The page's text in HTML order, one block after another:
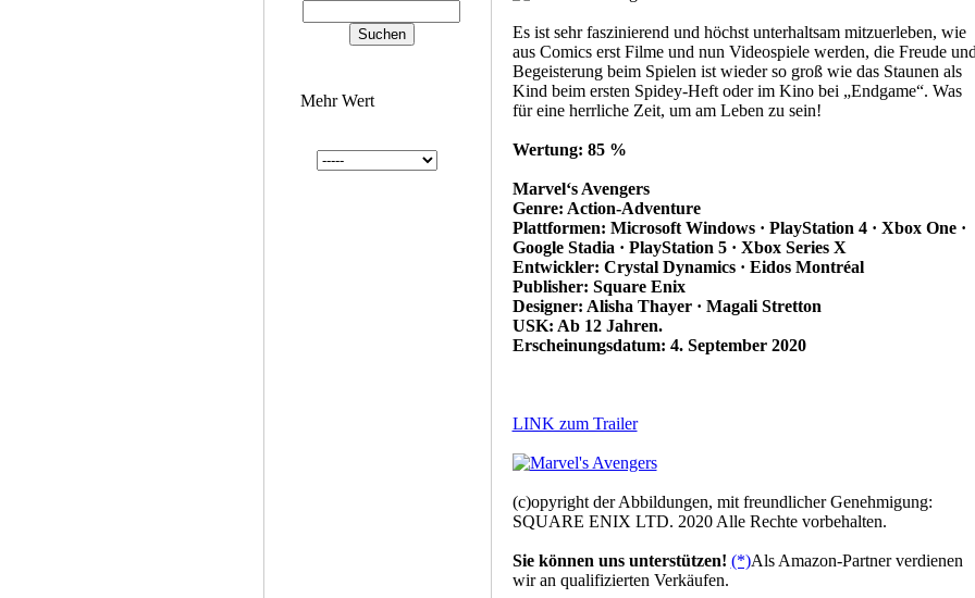
Mehr Wert
Es ist sehr faszinierend und höchst unterhaltsam mitzuerleben, wie
aus Comics erst Filme und nun Videospiele werden, die Freude
Begeisterung beim Spielen ist wieder so groß wie das Staunen als
Kind beim ersten Spidey-Heft oder im Kino bei „Endgame“. Was
für eine herrliche Zeit, um am Leben zu sein!
Wertung: 85 %
Marvel‘s Avengers
Genre: Action-Adventure
Plattformen: Microsoft Windows · PlayStation 4 · Xbox One ·
Google Stadia · PlayStation 5 · Xbox Series X
Entwickler: Crystal Dynamics · Eidos Montréal
Publisher: Square Enix
Designer: Alisha Thayer · Magali Stretton
USK: Ab 12 Jahren.
Erscheinungsdatum: 4. September 2020
LINK zum Trailer
(c)opyright der Abbildungen, mit freundlicher Genehmigung:
SQUARE ENIX LTD. 2020 Alle Rechte vorbehalten.
Sie können uns unterstützen! (*)Als Amazon-Partner verdienen
wir an qualifizierten Verkäufen.